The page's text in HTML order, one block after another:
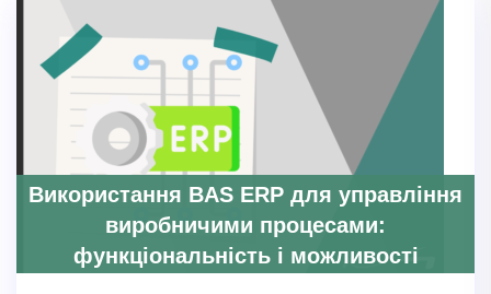
Використання BAS ERP для управління
виробничими процесами:
функціональність і можливості